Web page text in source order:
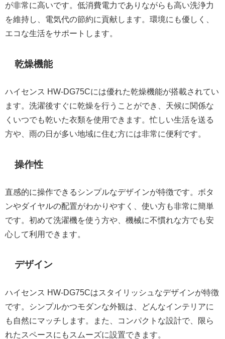
が非常に高いです。低消費電力でありながらも高い洗浄力
を維持し、電気代の節約に貢献します。環境にも優しく、
エコな生活をサポートします。
乾燥機能
ハイセンス HW-DG75Cには優れた乾燥機能が搭載されてい
ます。洗濯後すぐに乾燥を行うことができ、天候に関係な
くいつでも乾いた衣類を使用できます。忙しい生活を送る
方や、雨の日が多い地域に住む方には非常に便利です。
操作性
直感的に操作できるシンプルなデザインが特徴です。ボタ
ンやダイヤルの配置がわかりやすく、使い方も非常に簡単
です。初めて洗濯機を使う方や、機械に不慣れな方でも安
心して利用できます。
デザイン
ハイセンス HW-DG75Cはスタイリッシュなデザインが特徴
です。シンプルかつモダンな外観は、どんなインテリアに
も自然にマッチします。また、コンパクトな設計で、限ら
れたスペースにもスムーズに設置できます。